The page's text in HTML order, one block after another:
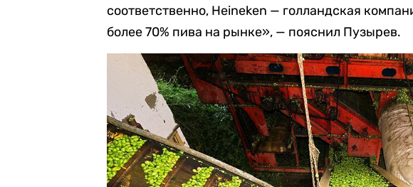
соответственно, Heineken — голландская
более 70% пива на рынке», — пояснил Пузырев.